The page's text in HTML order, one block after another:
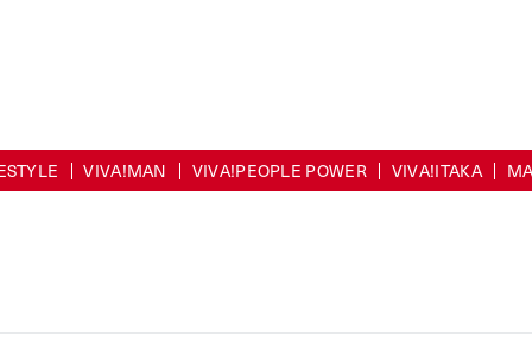
VIVA!MAN VIVA!PEOPLE POWER VIVA!ITAKA